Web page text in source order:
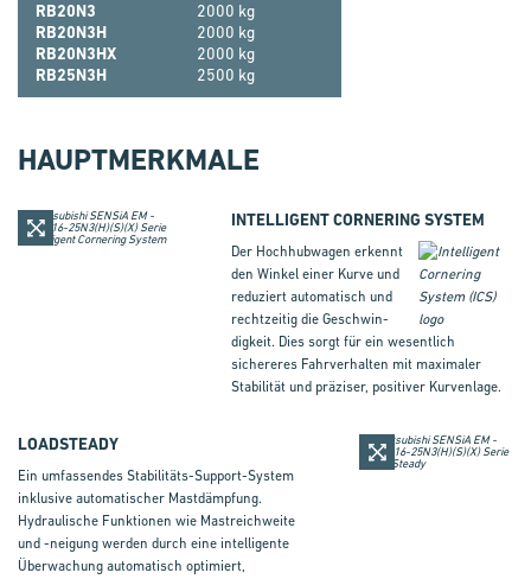
RB20N3
2000 kg
RB20N3H
2000 kg
RB20N3HX
2000 kg
RB25N3H
2500 kg
HAUPTMERKMALE
INTELLIGENT CORNERING SYSTEM
Der Hochhubwagen erkennt
den Winkel einer Kurve und
reduziert automatisch und
rechtzeitig die Ge­schwin­
dig­keit. Dies sorgt für ein wesentlich
sichereres Fahrverhalten mit maximaler
Stabilität und präziser, positiver Kurvenlage.
LOADSTEADY
Ein umfassendes Stabilitäts-Support-System
inklusive automatischer Mastdämpfung.
Hydraulische Funktionen wie Mastreichweite
und -neigung werden durch eine intelligente
Überwachung automatisch optimiert,